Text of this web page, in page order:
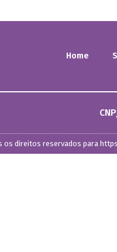
Home
os direitos reservados para